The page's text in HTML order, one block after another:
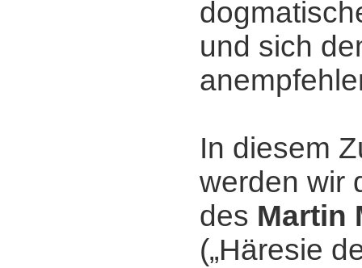
und sich
In diesem
werden wir
des Martin
(„Häresie